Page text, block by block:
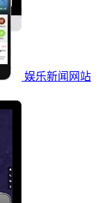
娱乐新闻网站